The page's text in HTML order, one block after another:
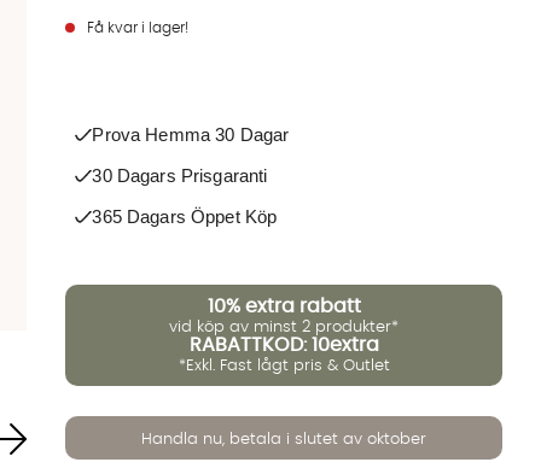
Få kvar i lager!
Prova Hemma 30 Dagar
30 Dagars Prisgaranti
365 Dagars Öppet Köp
10% extra rabatt
vid köp av minst 2 produkter*
RABATTKOD: 10extra
*Exkl. Fast lågt pris & Outlet
Handla nu, betala i slutet av oktober